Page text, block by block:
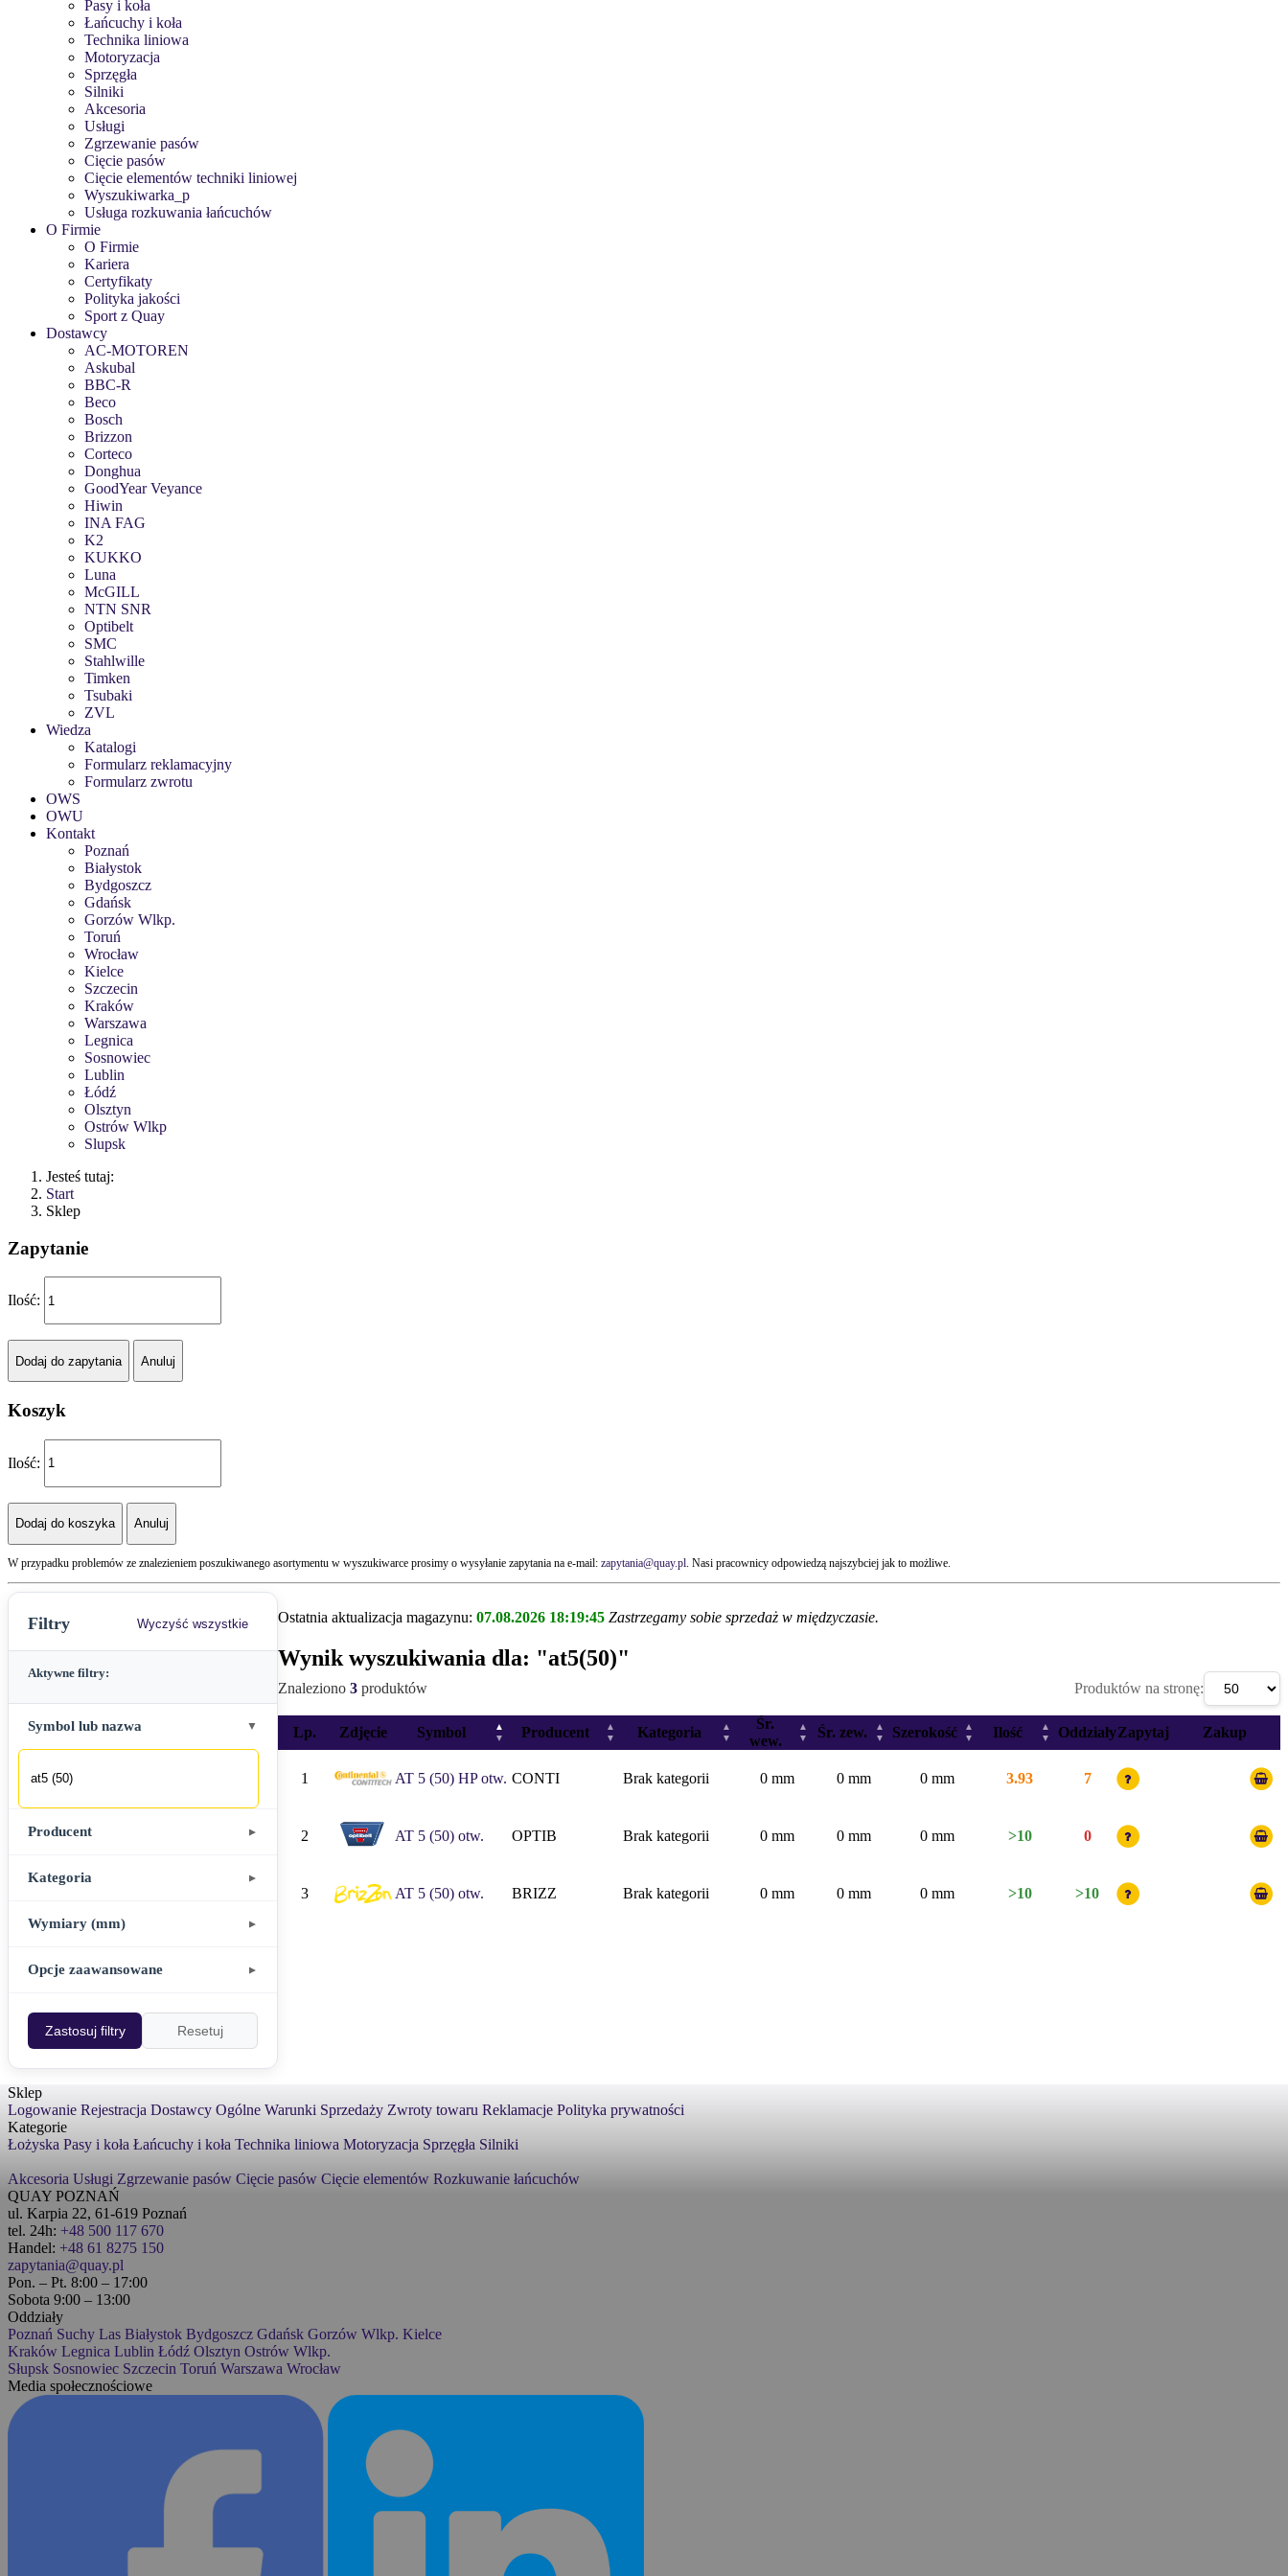
Pasy i koła
Łańcuchy i koła
Technika liniowa
Motoryzacja
Sprzęgła
Silniki
Akcesoria
Usługi
Zgrzewanie pasów
Cięcie pasów
Cięcie elementów techniki liniowej
Wyszukiwarka_p
Usługa rozkuwania łańcuchów
O Firmie
O Firmie
Kariera
Certyfikaty
Polityka jakości
Sport z Quay
Dostawcy
AC-MOTOREN
Askubal
BBC-R
Beco
Bosch
Brizzon
Corteco
Donghua
GoodYear Veyance
Hiwin
INA FAG
K2
KUKKO
Luna
McGILL
NTN SNR
Optibelt
SMC
Stahlwille
Timken
Tsubaki
ZVL
Wiedza
Katalogi
Formularz reklamacyjny
Formularz zwrotu
OWS
OWU
Kontakt
Poznań
Białystok
Bydgoszcz
Gdańsk
Gorzów Wlkp.
Toruń
Wrocław
Kielce
Szczecin
Kraków
Warszawa
Legnica
Sosnowiec
Lublin
Łódź
Olsztyn
Ostrów Wlkp
Slupsk
Jesteś tutaj:
Start
Sklep
Zapytanie
Ilość:
Koszyk
Ilość:
W przypadku problemów ze znalezieniem poszukiwanego asortymentu w wyszukiwarce prosimy o wysyłanie zapytania na e-mail: zapytania@quay.pl. Nasi pracownicy odpowiedzą najszybciej jak to możliwe.
Filtry Wyczyść wszystkie
Aktywne filtry:
Symbol lub nazwa ▼
Producent ▼
,
.
3B
3D
3M
6
Kategoria ▼
Chemia przemysłowa
Inne
Motoryzacja
Pasy i koła
Płytki mocujące
Silniki ▼
Wymiary (mm) ▼
Śr. wewnętrzna / Dł. wewnętrzna
-
Śr. zewnętrzna / Dł. podziałowa
Szerokość
-
Opcje zaawansowane ▼
Pokaż stany zerowe
Szukaj również w opisach
Zastosuj filtry Resetuj
UWAGA!
Biurem Obsługi Klienta QUAY
QUAY Poznań, ul.Karpia 22
Ostatnia aktualizacja magazynu: 07.08.2026 18:19:45 Zastrzegamy sobie sprzedaż w międzyczasie.
Wynik wyszukiwania dla: "at5(50)"
Znaleziono 3 produktów Produktów na stronę:
Lp. Zdjęcie Symbol
▲
▼
Producent
▲
▼
Kategoria
▲
▼
Śr.
wew.
▲
▼
Śr. zew.
▲
▼
Szerokość
▲
▼
Ilość
▲
▼
OddziałyZapytaj Zakup
1 AT 5 (50) HP otw. CONTI Brak kategorii 0 mm 0 mm 0 mm 3.93 7
2 AT 5 (50) otw. OPTIB Brak kategorii 0 mm 0 mm 0 mm >10 0
3 AT 5 (50) otw. BRIZZ Brak kategorii 0 mm 0 mm 0 mm >10 >10
Sklep
Logowanie Rejestracja Dostawcy Ogólne Warunki Sprzedaży Zwroty towaru Reklamacje Polityka prywatności
Kategorie
Łożyska Pasy i koła Łańcuchy i koła Technika liniowa Motoryzacja Sprzęgła Silniki
Akcesoria Usługi Zgrzewanie pasów Cięcie pasów Cięcie elementów Rozkuwanie łańcuchów
QUAY POZNAŃ
ul. Karpia 22, 61-619 Poznań
tel. 24h: +48 500 117 670
Handel: +48 61 8275 150
zapytania@quay.pl
Pon. – Pt. 8:00 – 17:00
Sobota 9:00 – 13:00
Oddziały
Poznań Suchy Las Białystok Bydgoszcz Gdańsk Gorzów Wlkp. Kielce
Kraków Legnica Lublin Łódź Olsztyn Ostrów Wlkp.
Słupsk Sosnowiec Szczecin Toruń Warszawa Wrocław
Media społecznościowe